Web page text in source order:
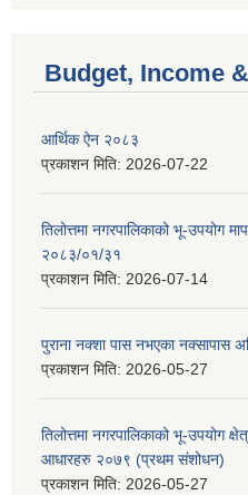
Budget, Income
आर्थिक ऐन २०८३
प्रकाशन मिति: 2026-07-22
तिलोत्तमा नगरपालिकाको भू-उपयोग
२०८३/०१/३१
प्रकाशन मिति: 2026-07-14
पुराना नक्शा पास नभएका नक्सापास
प्रकाशन मिति: 2026-05-27
तिलोत्तमा नगरपालिकाको भू-उपयोग
आधारहरु २०७९ (प्रथम संशोधन)
प्रकाशन मिति: 2026-05-27